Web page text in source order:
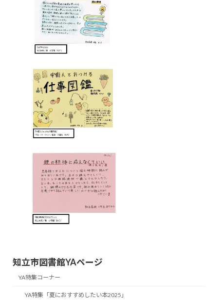
知立市図書館YAページ
YA特集コーナー
YA特集「夏におすすめしたい本2025」